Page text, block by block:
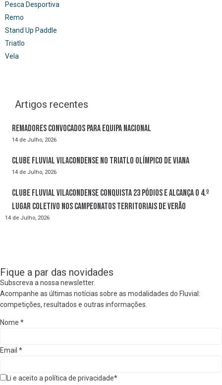
Pesca Desportiva
Remo
Stand Up Paddle
Triatlo
Vela
Artigos recentes
Remadores convocados para Equipa Nacional
14 de Julho, 2026
Clube Fluvial Vilacondense no Triatlo Olímpico de Viana
14 de Julho, 2026
Clube Fluvial Vilacondense conquista 23 pódios e alcança o 4.º
lugar coletivo nos Campeonatos Territoriais de Verão
14 de Julho, 2026
Fique a par das novidades
Subscreva a nossa newsletter.
Acompanhe as últimas notícias sobre as modalidades do Fluvial:
competições, resultados e outras informações.
Nome *
Email *
Li e aceito a política de privacidade*